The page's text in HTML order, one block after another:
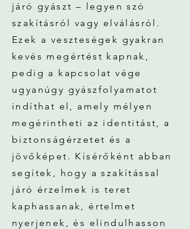
járó gyászt – legyen szó
szakításról vagy elválásról.
Ezek a veszteségek gyakran
kevés megértést kapnak,
pedig a kapcsolat vége
ugyanúgy gyászfolyamatot
indíthat el, amely mélyen
megérintheti az identitást, a
biztonságérzetet és a
jövőképet. Kísérőként abban
segítek, hogy a szakítással
járó érzelmek is teret
kaphassanak, értelmet
nyerjenek, és elindulhasson